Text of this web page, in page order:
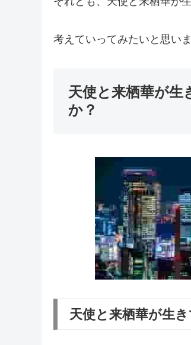
考えていってみたいと思いま
天使と来栖華が
か？
天使と来栖華が生